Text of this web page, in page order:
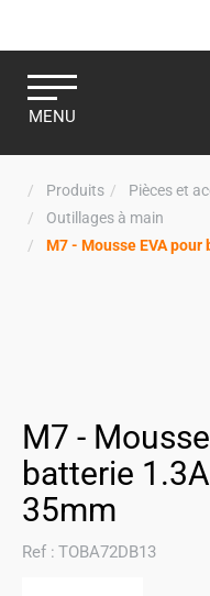
MENU
Produits Pièces et
Outillages à main
M7 - Mousse EVA
M7 -
batterie
35mm
Ref : TOBA72DB13